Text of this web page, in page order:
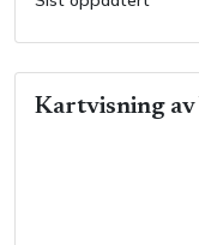
Kartvisning av